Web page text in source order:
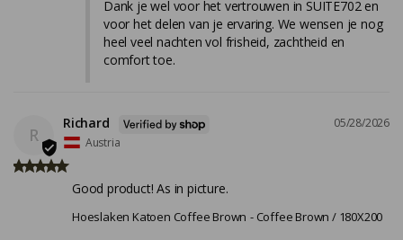
Dank je wel voor het vertrouwen in SUITE702 en
voor het delen van je ervaring. We wensen je nog
heel veel nachten vol frisheid, zachtheid en
comfort toe.
R
05/28/2026
Richard
Austria
Good product! As in picture.
Hoeslaken Katoen Coffee Brown Coffee Brown / 180X200